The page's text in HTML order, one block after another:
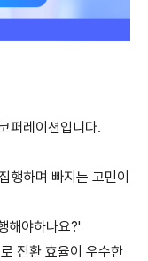
퍼레이션입니다.
행하며 빠지는 고민이
해야하나요?'
전환 효율이 우수한